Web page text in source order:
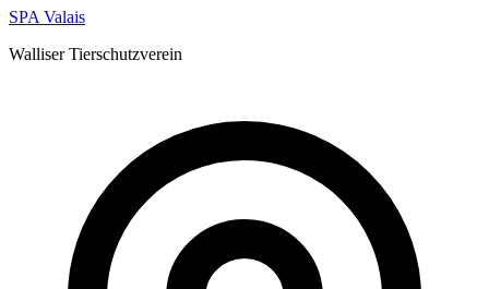
SPA Valais
Walliser Tierschutzverein